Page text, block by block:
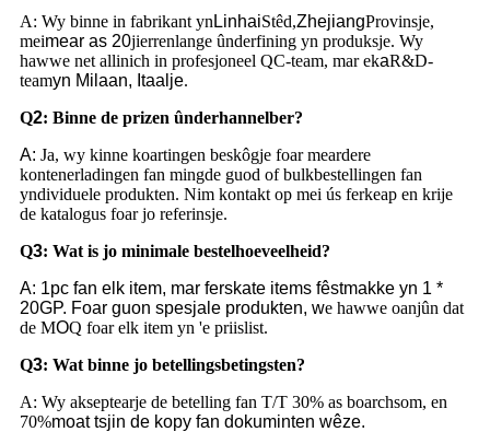
A: Wy binne in fabrikant yn LinhaiStêd,ZhejiangProvinsje,
meimear as 20jierrenlange ûnderfining yn produksje. Wy
hawwe net allinich in profesjoneel QC-team, mar ekaR&D-
teamyn Milaan, Itaalje.
Q2: Binne de prizen ûnderhannelber?
A: Ja, wy kinne koartingen beskôgje foar meardere
kontenerladingen fan mingde guod of bulkbestellingen fan
yndividuele produkten. Nim kontakt op mei ús ferkeap en krije
de katalogus foar jo referinsje.
Q3: Wat is jo minimale bestelhoeveelheid?
A: 1pc fan elk item, mar ferskate items fêstmakke yn 1 *
20GP. Foar guon spesjale produkten, we hawwe oanjûn dat
de MOQ foar elk item yn 'e priislist.
Q3: Wat binne jo betellingsbetingsten?
A: Wy akseptearje de betelling fan T/T 30% as boarchsom, en
70%moat tsjin de kopy fan dokuminten wêze.